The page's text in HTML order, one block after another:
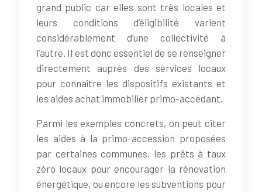
grand public car elles sont très locales et
leurs conditions d’éligibilité varient
considérablement d’une collectivité à
l’autre. Il est donc essentiel de se renseigner
directement auprès des services locaux
pour connaître les dispositifs existants et
les aides achat immobilier primo-accédant.
Parmi les exemples concrets, on peut citer
les aides à la primo-accession proposées
par certaines communes, les prêts à taux
zéro locaux pour encourager la rénovation
énergétique, ou encore les subventions pour